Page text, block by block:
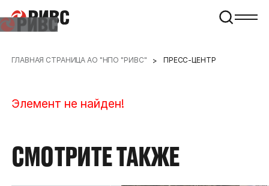
ГЛАВНАЯ СТРАНИЦА АО "НПО "РИВС" ПРЕСС-ЦЕНТР
Элемент не найден!
СМОТРИТЕ ТАКЖЕ